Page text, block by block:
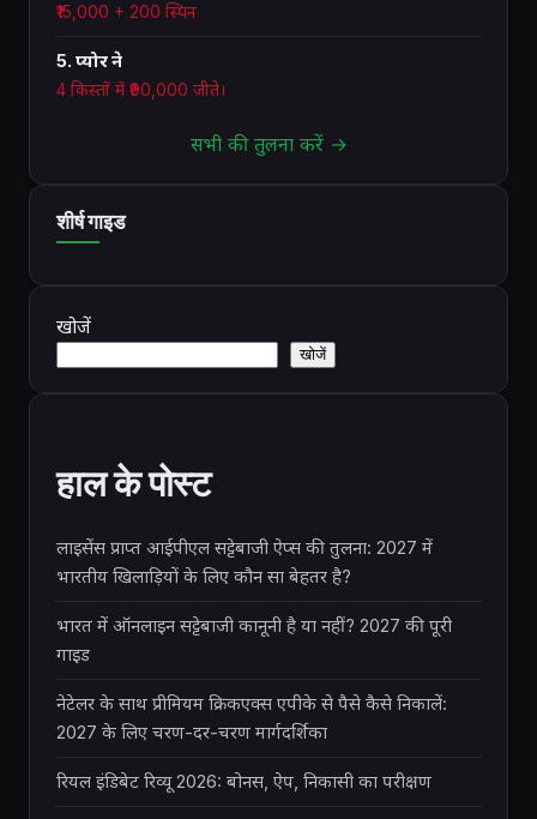
₹15,000 + 200 स्पिन
5. प्योर ने
4 किस्तों में ₹90,000 जीते।
सभी की तुलना करें →
शीर्ष गाइड
खोजें
खोजें
हाल के पोस्ट
लाइसेंस प्राप्त आईपीएल सट्टेबाजी ऐप्स की तुलना: 2027 में
भारतीय खिलाड़ियों के लिए कौन सा बेहतर है?
भारत में ऑनलाइन सट्टेबाजी कानूनी है या नहीं? 2027 की पूरी
गाइड
नेटेलर के साथ प्रीमियम क्रिकएक्स एपीके से पैसे कैसे निकालें:
2027 के लिए चरण-दर-चरण मार्गदर्शिका
रियल इंडिबेट रिव्यू 2026: बोनस, ऐप, निकासी का परीक्षण